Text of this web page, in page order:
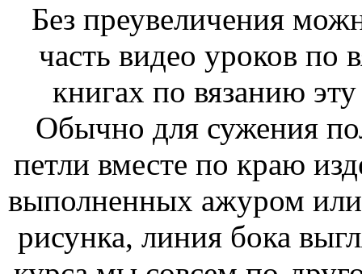
Без преувеличения
часть видео уроков по
книгах по вязанию
Обычно для сужения
петли вместе по краю
выполненных ажуром
рисунка, линия бока